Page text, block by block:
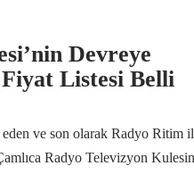
Devreye
Listesi Belli
eden ve son olarak Radyo Ritim
Radyo Televizyon